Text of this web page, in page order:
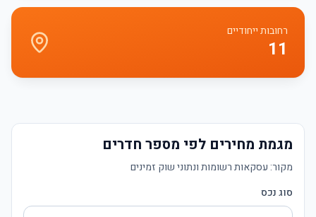
רחובות ייחודיים
11
מגמת מחירים לפי מספר חדרים
מקור: עסקאות רשומות ונתוני שוק זמינים
סוג נכס